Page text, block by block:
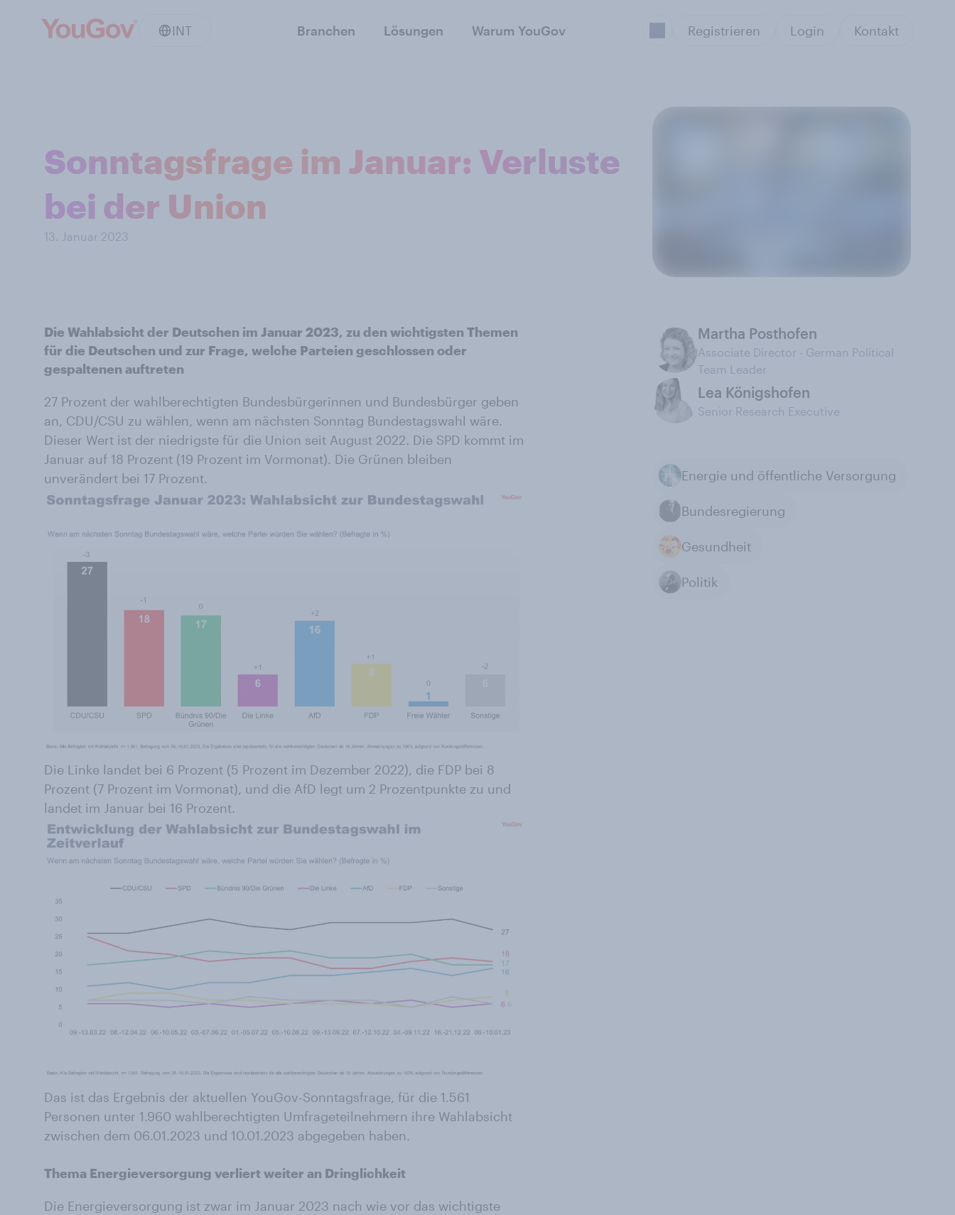
INT Branchen Lösungen Warum YouGov Registrieren Login Kontakt
Sonntagsfrage im Januar: Verluste
bei der Union
13. Januar 2023
Die Wahlabsicht der Deutschen im Januar 2023, zu den wichtigsten Themen
für die Deutschen und zur Frage, welche Parteien geschlossen oder
gespaltenen auftreten
27 Prozent der wahlberechtigten Bundesbürgerinnen und Bundesbürger geben
an, CDU/CSU zu wählen, wenn am nächsten Sonntag Bundestagswahl wäre.
Dieser Wert ist der niedrigste für die Union seit August 2022. Die SPD kommt im
Januar auf 18 Prozent (19 Prozent im Vormonat). Die Grünen bleiben
unverändert bei 17 Prozent.
Die Linke landet bei 6 Prozent (5 Prozent im Dezember 2022), die FDP bei 8
Prozent (7 Prozent im Vormonat), und die AfD legt um 2 Prozentpunkte zu und
landet im Januar bei 16 Prozent.
Das ist das Ergebnis der aktuellen YouGov-Sonntagsfrage, für die 1.561
Personen unter 1.960 wahlberechtigten Umfrageteilnehmern ihre Wahlabsicht
zwischen dem 06.01.2023 und 10.01.2023 abgegeben haben.
Thema Energieversorgung verliert weiter an Dringlichkeit
Die Energieversorgung ist zwar im Januar 2023 nach wie vor das wichtigste
Martha Posthofen
Associate Director - German Political
Team Leader
Lea Königshofen
Senior Research Executive
Energie und öffentliche Versorgung
Bundesregierung
Gesundheit
Politik